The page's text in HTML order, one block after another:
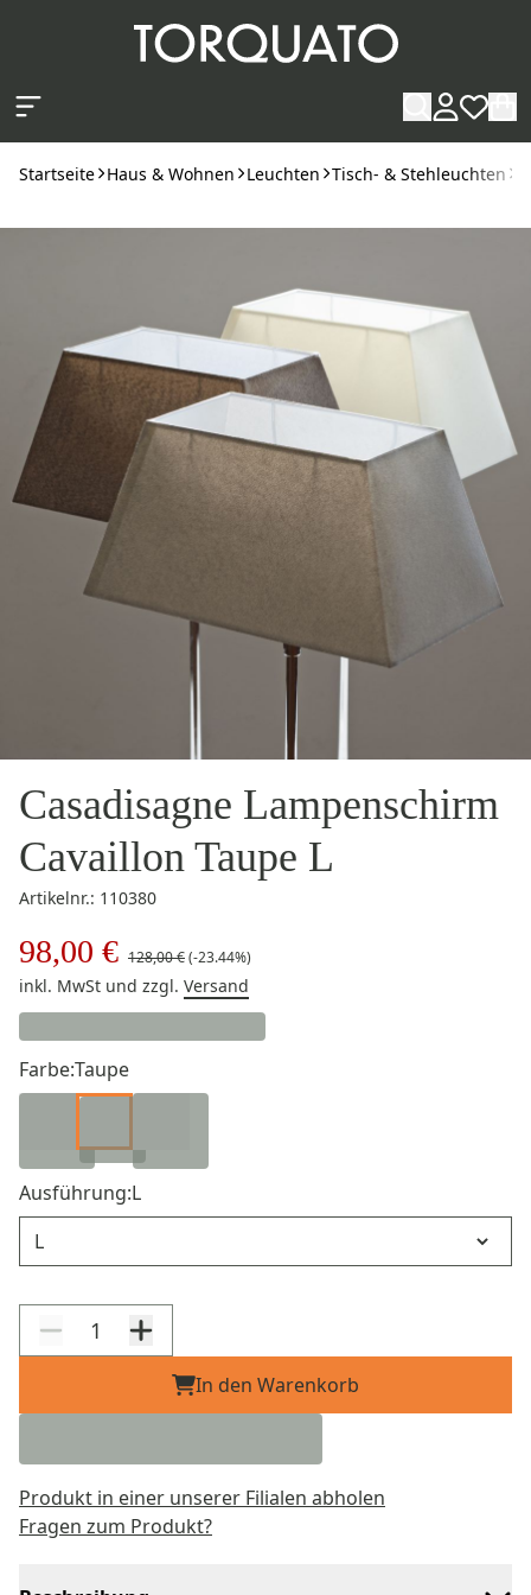
Startseite Haus & Wohnen Leuchten Tisch- & Stehleuchten
Casadisagne Lampenschirm
Cavaillon Taupe L
Artikelnr.: 110380
98,00 € 128,00 €(-23.44%)
inkl. MwSt und zzgl. Versand
Farbe:Taupe
Ausführung:L
In den Warenkorb
Produkt in einer unserer Filialen abholen
Fragen zum Produkt?